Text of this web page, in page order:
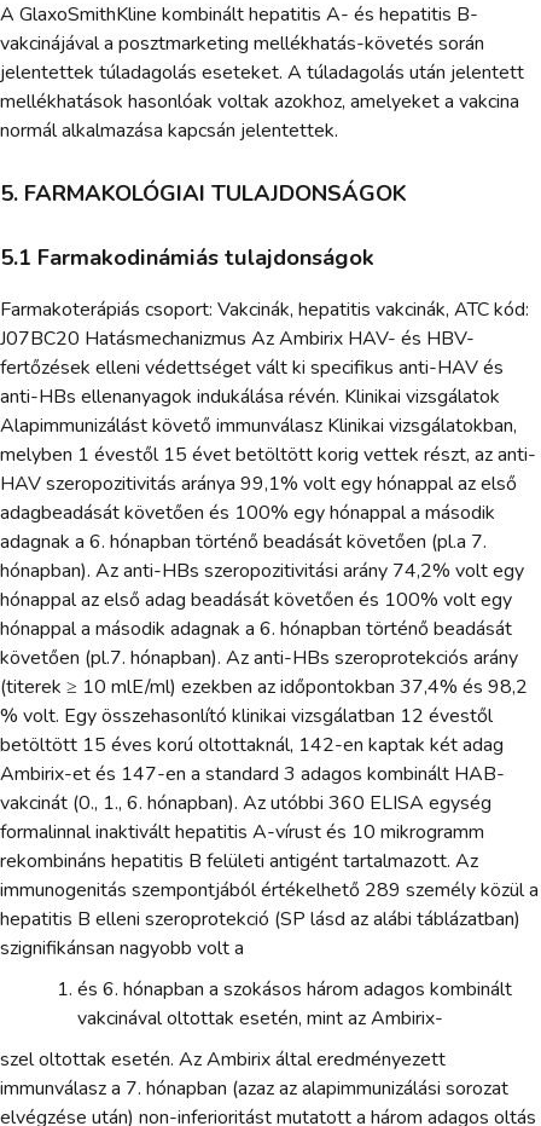
A GlaxoSmithKline kombinált hepatitis A- és hepatitis B-
vakcinájával a posztmarketing mellékhatás-követés során
jelentettek túladagolás eseteket. A túladagolás után jelentett
mellékhatások hasonlóak voltak azokhoz, amelyeket a vakcina
normál alkalmazása kapcsán jelentettek.
5. FARMAKOLÓGIAI TULAJDONSÁGOK
5.1 Farmakodinámiás tulajdonságok
Farmakoterápiás csoport: Vakcinák, hepatitis vakcinák, ATC kód:
J07BC20 Hatásmechanizmus Az Ambirix HAV- és HBV-
fertőzések elleni védettséget vált ki specifikus anti-HAV és
anti-HBs ellenanyagok indukálása révén. Klinikai vizsgálatok
Alapimmunizálást követő immunválasz Klinikai vizsgálatokban,
melyben 1 évestől 15 évet betöltött korig vettek részt, az anti-
HAV szeropozitivitás aránya 99,1% volt egy hónappal az első
adagbeadását követően és 100% egy hónappal a második
adagnak a 6. hónapban történő beadását követően (pl.a 7.
hónapban). Az anti-HBs szeropozitivitási arány 74,2% volt egy
hónappal az első adag beadását követően és 100% volt egy
hónappal a második adagnak a 6. hónapban történő beadását
követően (pl.7. hónapban). Az anti-HBs szeroprotekciós arány
(titerek ≥ 10 mlE/ml) ezekben az időpontokban 37,4% és 98,2
% volt. Egy összehasonlító klinikai vizsgálatban 12 évestől
betöltött 15 éves korú oltottaknál, 142-en kaptak két adag
Ambirix-et és 147-en a standard 3 adagos kombinált HAB-
vakcinát (0., 1., 6. hónapban). Az utóbbi 360 ELISA egység
formalinnal inaktivált hepatitis A-vírust és 10 mikrogramm
rekombináns hepatitis B felületi antigént tartalmazott. Az
immunogenitás szempontjából értékelhető 289 személy közül a
hepatitis B elleni szeroprotekció (SP lásd az alábi táblázatban)
szignifikánsan nagyobb volt a
és 6. hónapban a szokásos három adagos kombinált
vakcinával oltottak esetén, mint az Ambirix-
szel oltottak esetén. Az Ambirix által eredményezett
immunválasz a 7. hónapban (azaz az alapimmunizálási sorozat
elvégzése után) non-inferioritást mutatott a három adagos oltás